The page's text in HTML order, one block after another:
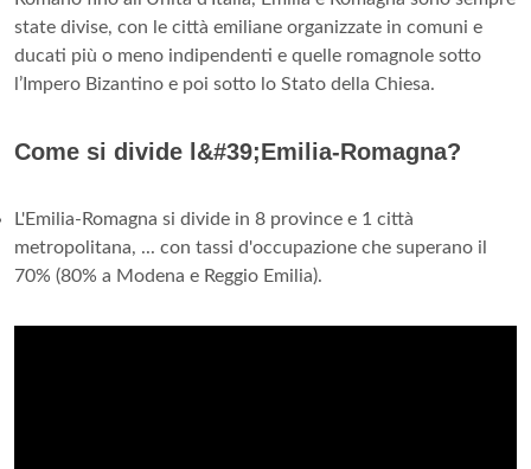
state divise, con le città emiliane organizzate in comuni e
ducati più o meno indipendenti e quelle romagnole sotto
l’Impero Bizantino e poi sotto lo Stato della Chiesa.
Come si divide l&#39;Emilia-Romagna?
L'Emilia-Romagna si divide in 8 province e 1 città
metropolitana, ... con tassi d'occupazione che superano il
70% (80% a Modena e Reggio Emilia).